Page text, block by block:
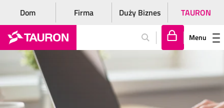
Dom Firma Duży Biznes TAURON
lo
gu
Menu